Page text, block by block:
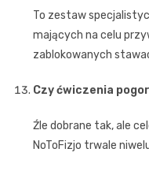
To zestaw
mających na celu
zablokowanych
Czy ćwiczenia
Źle dobrane tak, ale
NoToFizjo trwale